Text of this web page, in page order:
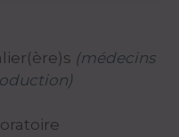
(médecins